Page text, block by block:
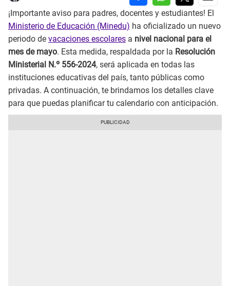
¡Importante aviso para padres, docentes y estudiantes! El
Ministerio de Educación (Minedu) ha oficializado un nuevo
periodo de vacaciones escolares a nivel nacional para el
mes de mayo. Esta medida, respaldada por la Resolución
Ministerial N.º 556-2024, será aplicada en todas las
instituciones educativas del país, tanto públicas como
privadas. A continuación, te brindamos los detalles clave
para que puedas planificar tu calendario con anticipación.